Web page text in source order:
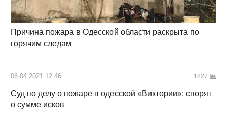
Причина пожара в Одесской области раскрыта по
горячим следам
06.04.2021 12:46 1827
Суд по делу о пожаре в одесской «Виктории»: спорят
о сумме исков